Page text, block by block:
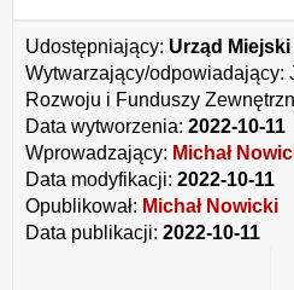
Udostępniający: Urząd Miejski
Wytwarzający/odpowiadający:
Rozwoju i Funduszy
Data wytworzenia: 2022-10-11
Wprowadzający: Michał
Data modyfikacji: 2022-10-11
Opublikował: Michał Nowicki
Data publikacji: 2022-10-11